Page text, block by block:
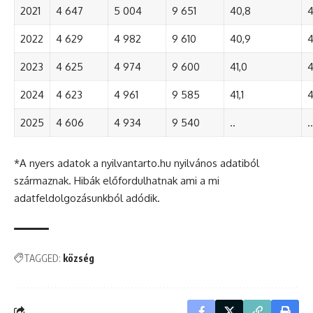
2021 4 647 5 004 9 651 40,8
2022 4 629 4 982 9 610 40,9
2023 4 625 4 974 9 600 41,0
2024 4 623 4 961 9 585 41,1
2025 4 606 4 934 9 540 .. ..
*A nyers adatok a nyilvantarto.hu nyilvános adatiból
származnak. Hibák előfordulhatnak ami a mi
adatfeldolgozásunkból adódik.
TAGGED: község